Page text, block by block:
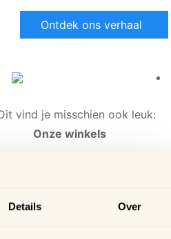
Details Over
Ontdek ons verhaal
vind je misschien ook leuk:
Onze winkels
Samdam Nijvel